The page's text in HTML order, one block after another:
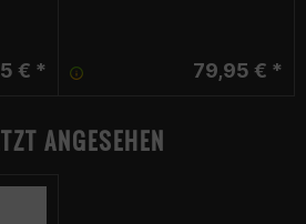
€ * 79,95 € *
ANGESEHEN